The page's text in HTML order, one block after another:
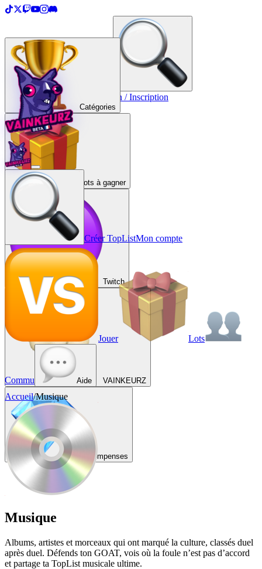
Créer une TopList Connexion / Inscription
Catégories
Lots à gagner
Twitch
VAINKEURZ
Récompenses
Créer TopListMon compte
Jouer Lots
Commu Aide
Accueil/Musique
Musique
Albums, artistes et morceaux qui ont marqué la culture, classés duel
après duel. Défends ton GOAT, vois où la foule n’est pas d’accord
et partage ta TopList musicale ultime.